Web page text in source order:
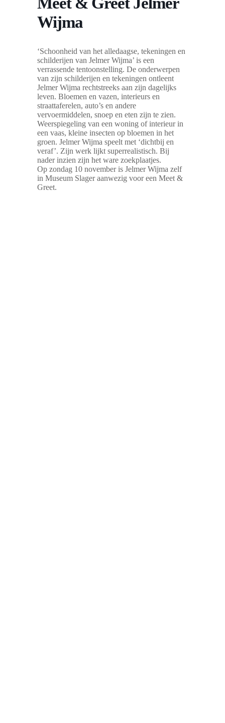
Wijma
‘Schoonheid van het alledaagse, tekeningen en
schilderijen van Jelmer Wijma’ is een
verrassende tentoonstelling. De onderwerpen
van zijn schilderijen en tekeningen ontleent
Jelmer Wijma rechtstreeks aan zijn dagelijks
leven. Bloemen en vazen, interieurs en
straattaferelen, auto’s en andere
vervoermiddelen, snoep en eten zijn te zien.
Weerspiegeling van een woning of interieur in
een vaas, kleine insecten op bloemen in het
groen. Jelmer Wijma speelt met ‘dichtbij en
veraf’. Zijn werk lijkt superrealistisch. Bij
nader inzien zijn het ware zoekplaatjes.
Op zondag 10 november is Jelmer Wijma zelf
in Museum Slager aanwezig voor een Meet &
Greet.